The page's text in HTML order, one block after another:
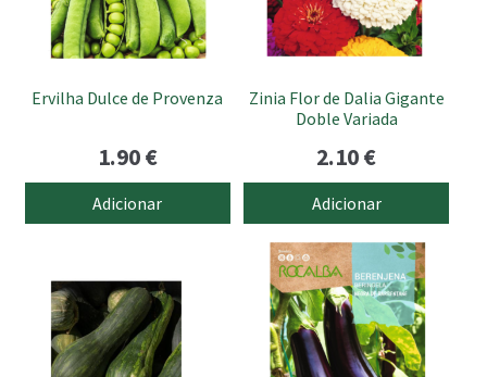
Ervilha Dulce de Provenza
1.90€
Adicionar
Zinia Flor de Dalia Gigante
Doble Variada
2.10€
Adicionar